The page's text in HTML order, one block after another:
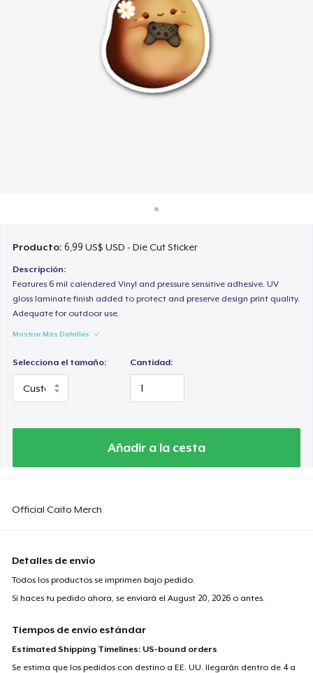
Venda en todas partes
Venda lo que sea
Producto:6,99 US$ USD - Die Cut Sticker
Descripción:
Features 6 mil calendered Vinyl and pressure sensitive adhesive. UV
gloss laminate finish added to protect and preserve design print quality.
Adequate for outdoor use.
Mostrar Más Detalles
Selecciona el tamaño: Cantidad:
Añadir a la cesta
Official Caito Merch
Detalles de envío
Todos los productos se imprimen bajo pedido.
Si haces tu pedido ahora, se enviará elAugust 20, 2026 o antes.
Tiempos de envío estándar
Estimated Shipping Timelines: US-bound orders
Se estima que los pedidos con destino a EE. UU. llegarán dentro de 4 a